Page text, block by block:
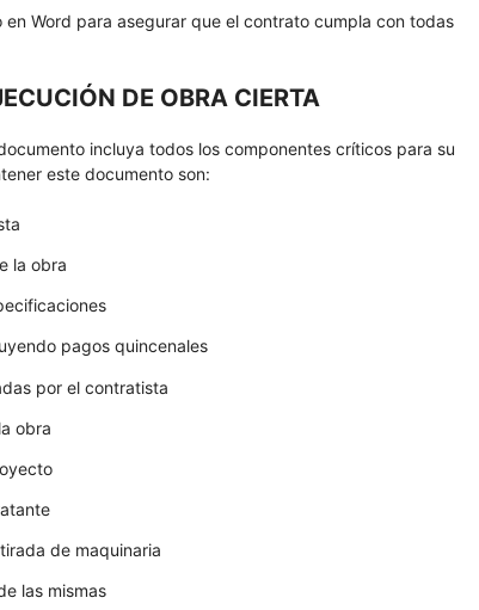
Word para asegurar que el contrato cumpla con todas
DE OBRA CIERTA
incluya todos los componentes críticos para su
este documento son:
la obra
pagos quincenales
por el contratista
obra
de maquinaria
las mismas